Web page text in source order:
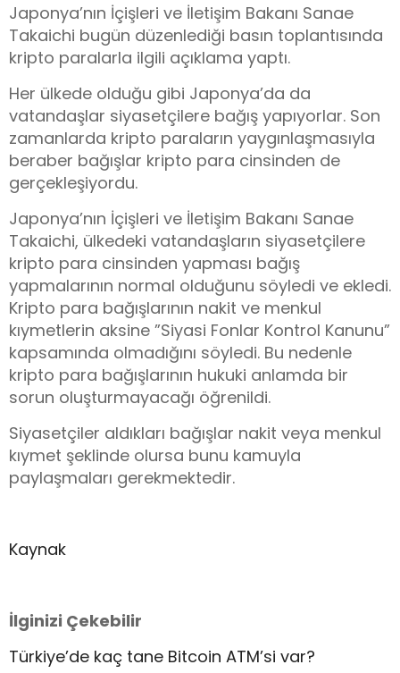
Japonya’nın İçişleri ve İletişim Bakanı Sanae
Takaichi bugün düzenlediği basın toplantısında
kripto paralarla ilgili açıklama yaptı.
Her ülkede olduğu gibi Japonya’da da
vatandaşlar siyasetçilere bağış yapıyorlar. Son
zamanlarda kripto paraların yaygınlaşmasıyla
beraber bağışlar kripto para cinsinden de
gerçekleşiyordu.
Japonya’nın İçişleri ve İletişim Bakanı Sanae
Takaichi, ülkedeki vatandaşların siyasetçilere
kripto para cinsinden yapması bağış
yapmalarının normal olduğunu söyledi ve ekledi.
Kripto para bağışlarının nakit ve menkul
kıymetlerin aksine ”Siyasi Fonlar Kontrol Kanunu”
kapsamında olmadığını söyledi. Bu nedenle
kripto para bağışlarının hukuki anlamda bir
sorun oluşturmayacağı öğrenildi.
Siyasetçiler aldıkları bağışlar nakit veya menkul
kıymet şeklinde olursa bunu kamuyla
paylaşmaları gerekmektedir.
Kaynak
İlginizi Çekebilir
Türkiye’de kaç tane Bitcoin ATM’si var?